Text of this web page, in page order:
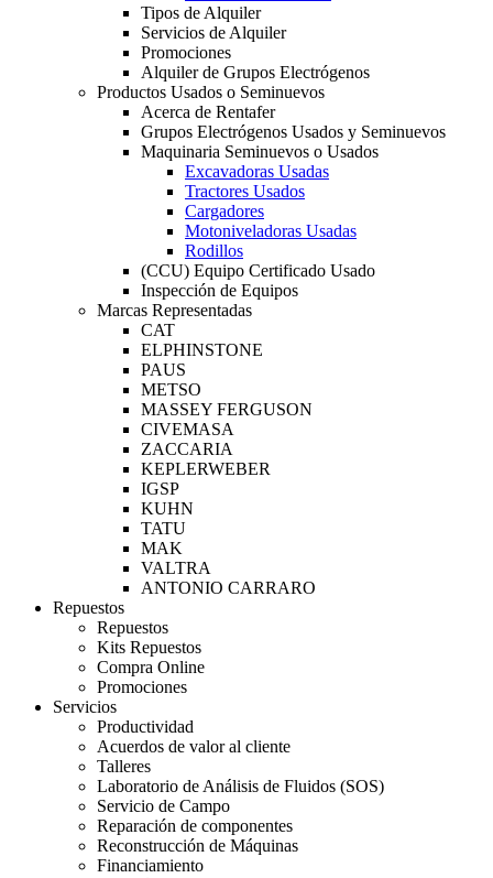
Tipos de Alquiler
Servicios de Alquiler
Promociones
Alquiler de Grupos Electrógenos
Productos Usados o Seminuevos
Acerca de Rentafer
Grupos Electrógenos Usados y Seminuevos
Maquinaria Seminuevos o Usados
Excavadoras Usadas
Tractores Usados
Cargadores
Motoniveladoras Usadas
Rodillos
(CCU) Equipo Certificado Usado
Inspección de Equipos
Marcas Representadas
CAT
ELPHINSTONE
PAUS
METSO
MASSEY FERGUSON
CIVEMASA
ZACCARIA
KEPLERWEBER
IGSP
KUHN
TATU
MAK
VALTRA
ANTONIO CARRARO
Repuestos
Repuestos
Kits Repuestos
Compra Online
Promociones
Servicios
Productividad
Acuerdos de valor al cliente
Talleres
Laboratorio de Análisis de Fluidos (SOS)
Servicio de Campo
Reparación de componentes
Reconstrucción de Máquinas
Financiamiento